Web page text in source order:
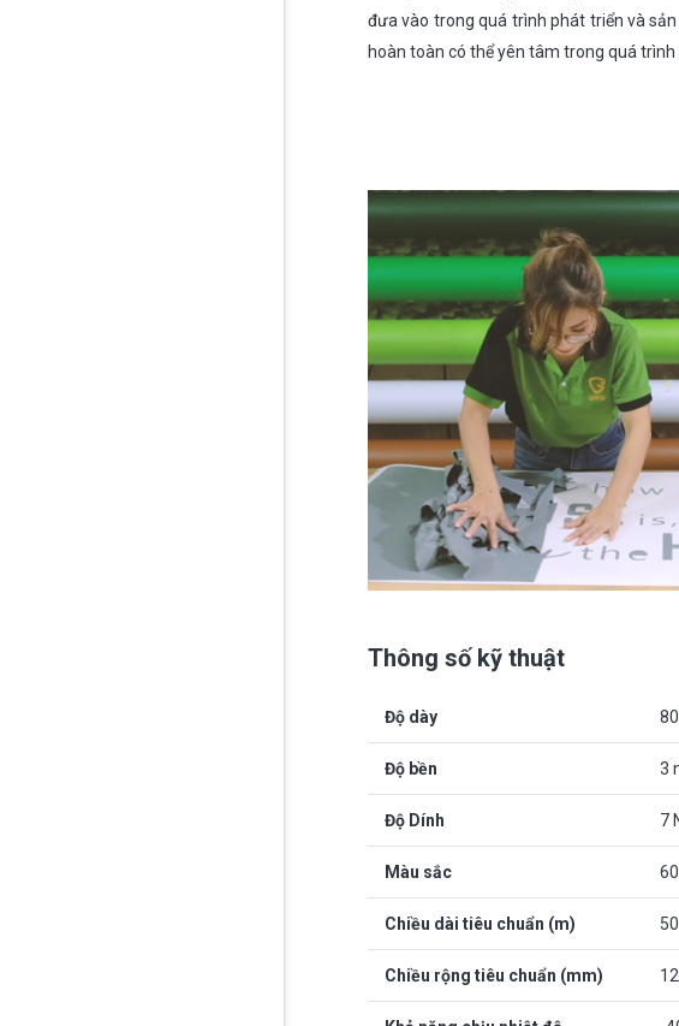
đưa vào trong quá trình phát triển và
hoàn toàn có thể yên tâm trong quá trình
Thông số kỹ thuật
Độ dày
Độ bền 3
Độ Dính 7
Màu sắc
Chiều dài tiêu chuẩn (m)
Chiều rộng tiêu chuẩn (mm)